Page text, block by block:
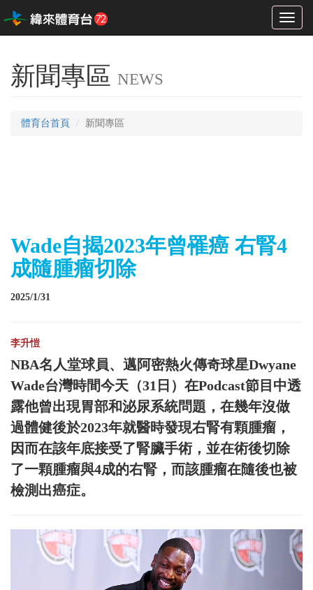
Toggle
新聞專區 NEWS
體育台首頁 新聞專區
Wade自揭2023年曾罹癌 右腎4
成隨腫瘤切除
2025/1/31
李升愷
NBA名人堂球員、邁阿密熱火傳奇球星Dwyane
Wade台灣時間今天（31日）在Podcast節目中透
露他曾出現胃部和泌尿系統問題，在幾年沒做
過體健後於2023年就醫時發現右腎有顆腫瘤，
因而在該年底接受了腎臟手術，並在術後切除
了一顆腫瘤與4成的右腎，而該腫瘤在隨後也被
檢測出癌症。